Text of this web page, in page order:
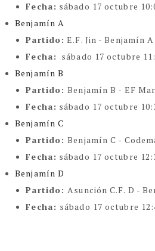
Fecha: sábado 17 octubre
Benjamín A
Partido: E.F. Jin - Benjamín A
Fecha: sábado 17 octubre
Benjamín B
Partido:Benjamín B - EF
Fecha: sábado 17 octubre
Benjamín C
Partido:Benjamín C -
Fecha: sábado 17 octubre
Benjamín D
Partido:Asunción C.F. D -
Fecha: sábado 17 octubre